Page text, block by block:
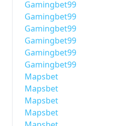
Gamingbet99
Gamingbet99
Gamingbet99
Gamingbet99
Gamingbet99
Gamingbet99
Mapsbet
Mapsbet
Mapsbet
Mapsbet